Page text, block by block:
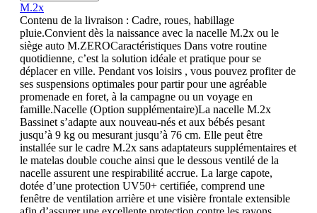
M.2x
Contenu de la livraison : Cadre, roues, habillage
pluie.Convient dès la naissance avec la nacelle M.2x ou le
siège auto M.ZEROCaractéristiques Dans votre routine
quotidienne, c’est la solution idéale et pratique pour se
déplacer en ville. Pendant vos loisirs , vous pouvez profiter de
ses suspensions optimales pour partir pour une agréable
promenade en foret, à la campagne ou un voyage en
famille.Nacelle (Option supplémentaire)La nacelle M.2x
Bassinet s’adapte aux nouveau-nés et aux bébés pesant
jusqu’à 9 kg ou mesurant jusqu’à 76 cm. Elle peut être
installée sur le cadre M.2x sans adaptateurs supplémentaires et
le matelas double couche ainsi que le dessous ventilé de la
nacelle assurent une respirabilité accrue. La large capote,
dotée d’une protection UV50+ certifiée, comprend une
fenêtre de ventilation arrière et une visière frontale extensible